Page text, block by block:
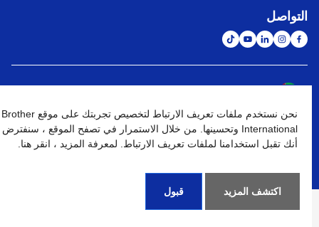
التواصل
نهج الخصوصية شروط الإستخدام خريطة الموقع الإنتقال إلى الموقع العالمي
نحن نستخدم ملفات تعريف الارتباط لتخصيص تجربتك على موقع Brother
International وتحسينها. من خلال الاستمرار في تصفح الموقع ، سنفترض
أنك تقبل استخدامنا لملفات تعريف الارتباط. لمعرفة المزيد ، انقر هنا.
اكتشف المزيد قبول